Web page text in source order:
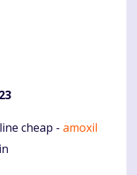
cheap - amoxil